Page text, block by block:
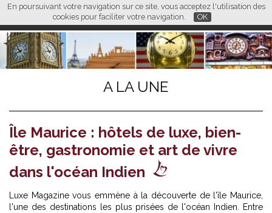
En poursuivant votre navigation sur ce site, vous acceptez l'utilisation des
cookies pour faciliter votre navigation.
OK
FR EN CN
L M
A LA UNE
Île Maurice : hôtels de luxe, bien-
être, gastronomie et art de vivre
dans l'océan Indien
Luxe Magazine vous emmène à la découverte de l'île Maurice,
l'une des destinations les plus prisées de l'océan Indien. Entre